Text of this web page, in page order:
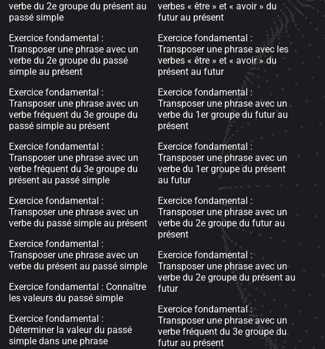
verbe du 2e groupe du présent au
passé simple
Exercice fondamental :
Transposer une phrase avec un
verbe du 2e groupe du passé
simple au présent
Exercice fondamental :
Transposer une phrase avec un
verbe fréquent du 3e groupe du
passé simple au présent
Exercice fondamental :
Transposer une phrase avec un
verbe fréquent du 3e groupe du
présent au passé simple
Exercice fondamental :
Transposer une phrase avec un
verbe du passé simple au présent
Exercice fondamental :
Transposer une phrase avec un
verbe du présent au passé simple
Exercice fondamental : Connaître
les valeurs du passé simple
Exercice fondamental :
Déterminer la valeur du passé
simple dans une phrase
verbes « être » et « avoir » du
futur au présent
Exercice fondamental :
Transposer une phrase avec les
verbes « être » et « avoir » du
présent au futur
Exercice fondamental :
Transposer une phrase avec un
verbe du 1er groupe du futur au
présent
Exercice fondamental :
Transposer une phrase avec un
verbe du 1er groupe du présent
au futur
Exercice fondamental :
Transposer une phrase avec un
verbe du 2e groupe du futur au
présent
Exercice fondamental :
Transposer une phrase avec un
verbe du 2e groupe du présent au
futur
Exercice fondamental :
Transposer une phrase avec un
verbe fréquent du 3e groupe du
futur au présent